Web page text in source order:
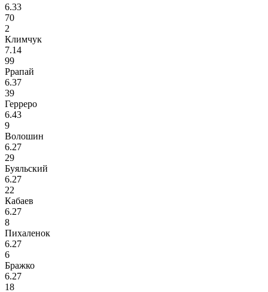
6.33
70
2
Климчук
7.14
99
Ррапай
6.37
39
Герреро
6.43
9
Волошин
6.27
29
Буяльский
6.27
22
Кабаев
6.27
8
Пихаленок
6.27
6
Бражко
6.27
18